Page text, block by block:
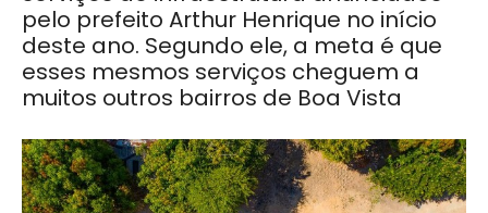
pelo prefeito Arthur Henrique no início
deste ano. Segundo ele, a meta é que
esses mesmos serviços cheguem a
muitos outros bairros de Boa Vista